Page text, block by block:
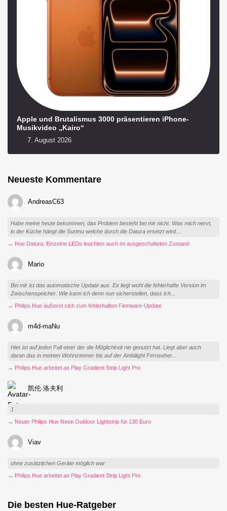
Apple und Brutalismus 3000 präsentieren iPhone-
Musikvideo „Kairo“
7. August 2026
Neueste Kommentare
AndreasC63
Habe meine heute bekommen, das Problem besteht bei mir nicht. Was mich nervt,
in der Küche hängt die Surimu welche durch die Datura ersetzt wird....
→ Hue Datura: Einzelne LEDs leuchten auch im ausgeschalteten Zustand
Mario
Bei mir ist das automatische Update aus. Es liegt wohl die fehlerhafte Version im
Zwischenspeicher. Wie kann ich denn nun sicherstellen, dass ich...
→ Philips Hue äußerst sich zum fehlerhaften Firmware-Update
m4d-maNu
Hier ist auf jeden Fall einer der die Möglichkeit nie genutzt hat. Liegt aber auch
daran das in meinen Wohnzimmer bis auf der Ambilight Fernseher...
→ Philips Hue arbeitet an Play Gradient Strip Light Pro
凯伦·洛夫利
1
→ Neuer Philips Hue Neon Outdoor Lightstrip für 130 Euro
Viav
ohne zusätzlichen Geräte möglich war
→ Philips Hue arbeitet an Play Gradient Strip Light Pro
Die besten Hue-Ratgeber